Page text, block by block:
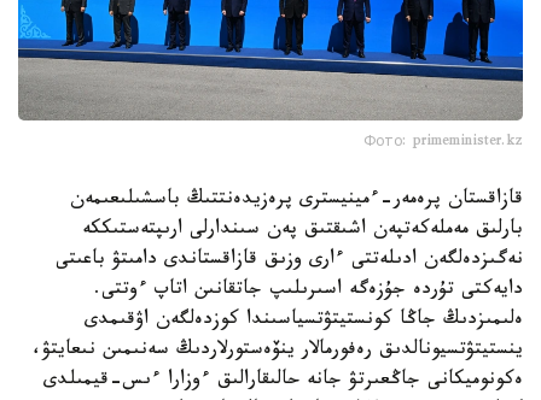
Фото: primeminister.kz
قازاقستان پرەمەر-ءمينيسترى پرەزيدەنتتىڭ باسشىلىعىمەن
بارلىق مەملەكەتپەن اشىقتىق پەن سىندارلى ارىپتەستىككە
نەگىزدەلگەن ادىلەتتى ءارى وزىق قازاقستاندى دامىتۋ باعىتى
دايەكتى تۇردە جۇزەگە اسىرىلىپ جاتقانىن اتاپ ءوتتى.
ەلىمىزدىڭ جاڭا كونستيتۋتسياسىندا كوزدەلگەن اۋقىمدى
ينستيتۋتسيونالدىق رەفورمالار ينۆەستورلاردىڭ سەنىمىن نىعايتۋ،
ەكونوميكانى جاڭعىرتۋ جانە حالىقارالىق ءوزارا ءىس-قيمىلدى